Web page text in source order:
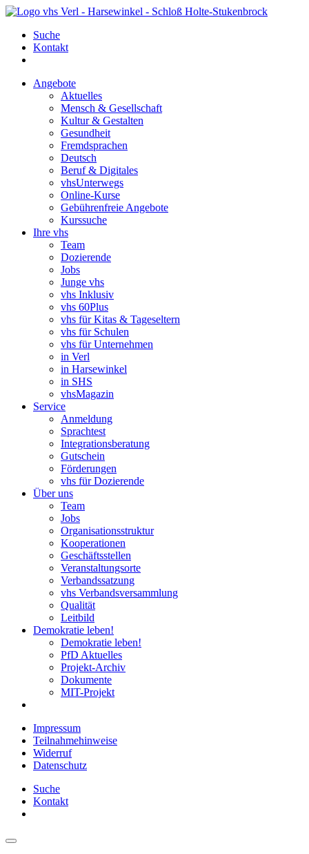
Suche
Kontakt
Angebote
Aktuelles
Mensch & Gesellschaft
Kultur & Gestalten
Gesundheit
Fremdsprachen
Deutsch
Beruf & Digitales
vhsUnterwegs
Online-Kurse
Gebührenfreie Angebote
Kurssuche
Ihre vhs
Team
Dozierende
Jobs
Junge vhs
vhs Inklusiv
vhs 60Plus
vhs für Kitas & Tageseltern
vhs für Schulen
vhs für Unternehmen
in Verl
in Harsewinkel
in SHS
vhsMagazin
Service
Anmeldung
Sprachtest
Integrationsberatung
Gutschein
Förderungen
vhs für Dozierende
Über uns
Team
Jobs
Organisationsstruktur
Kooperationen
Geschäftsstellen
Veranstaltungsorte
Verbandssatzung
vhs Verbandsversammlung
Qualität
Leitbild
Demokratie leben!
Demokratie leben!
PfD Aktuelles
Projekt-Archiv
Dokumente
MIT-Projekt
Impressum
Teilnahmehinweise
Widerruf
Datenschutz
Suche
Kontakt